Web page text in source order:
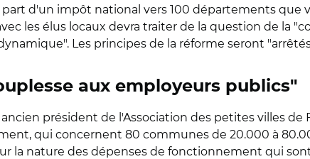
d'un impôt national vers 100 départements que
les élus locaux devra traiter de la question de la
Les principes de la réforme seront
aux employeurs publics"
président de l'Association des petites villes de
qui concernent 80 communes de 20.000 à
la nature des dépenses de fonctionnement qui